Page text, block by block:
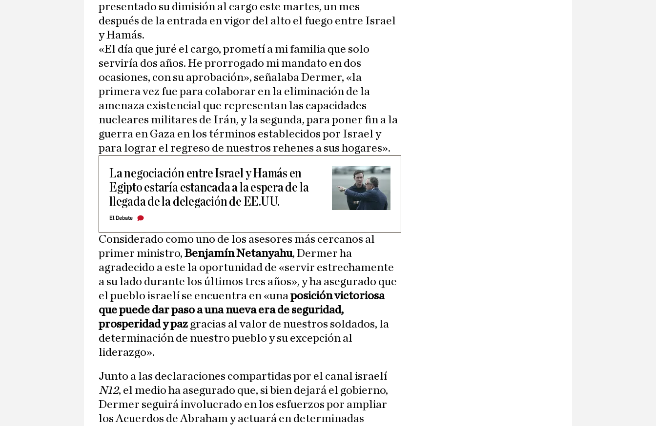
presentado su dimisión al cargo este martes, un mes
después de la entrada en vigor del alto el fuego entre Israel
y Hamás.
«El día que juré el cargo, prometí a mi familia que solo
serviría dos años. He prorrogado mi mandato en dos
ocasiones, con su aprobación», señalaba Dermer, «la
primera vez fue para colaborar en la eliminación de la
amenaza existencial que representan las capacidades
nucleares militares de Irán, y la segunda, para poner fin a la
guerra en Gaza en los términos establecidos por Israel y
para lograr el regreso de nuestros rehenes a sus hogares».
La negociación entre Israel y Hamás en
Egipto estaría estancada a la espera de la
llegada de la delegación de EE.UU.
El Debate
Considerado como uno de los asesores más cercanos al
primer ministro, Benjamín Netanyahu, Dermer ha
agradecido a este la oportunidad de «servir estrechamente
a su lado durante los últimos tres años», y ha asegurado que
el pueblo israelí se encuentra en «unaposición victoriosa
que puede dar paso a una nueva era de seguridad,
prosperidad y paz gracias al valor de nuestros soldados, la
determinación de nuestro pueblo y su excepción al
liderazgo».
Junto a las declaraciones compartidas por el canal israelí
N12, el medio ha asegurado que, si bien dejará el gobierno,
Dermer seguirá involucrado en los esfuerzos por ampliar
los Acuerdos de Abraham y actuará en determinadas